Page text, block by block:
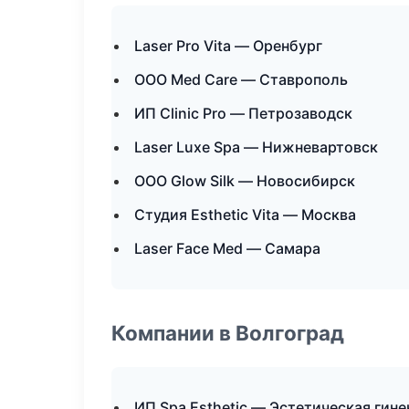
Laser Pro Vita — Оренбург
ООО Med Care — Ставрополь
ИП Clinic Pro — Петрозаводск
Laser Luxe Spa — Нижневартовск
ООО Glow Silk — Новосибирск
Студия Esthetic Vita — Москва
Laser Face Med — Самара
Компании в Волгоград